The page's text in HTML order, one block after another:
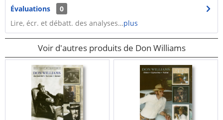
Évaluations
0
Lire, écr. et débatt. des analyses…plus
Voir d'autres produits de Don Williams